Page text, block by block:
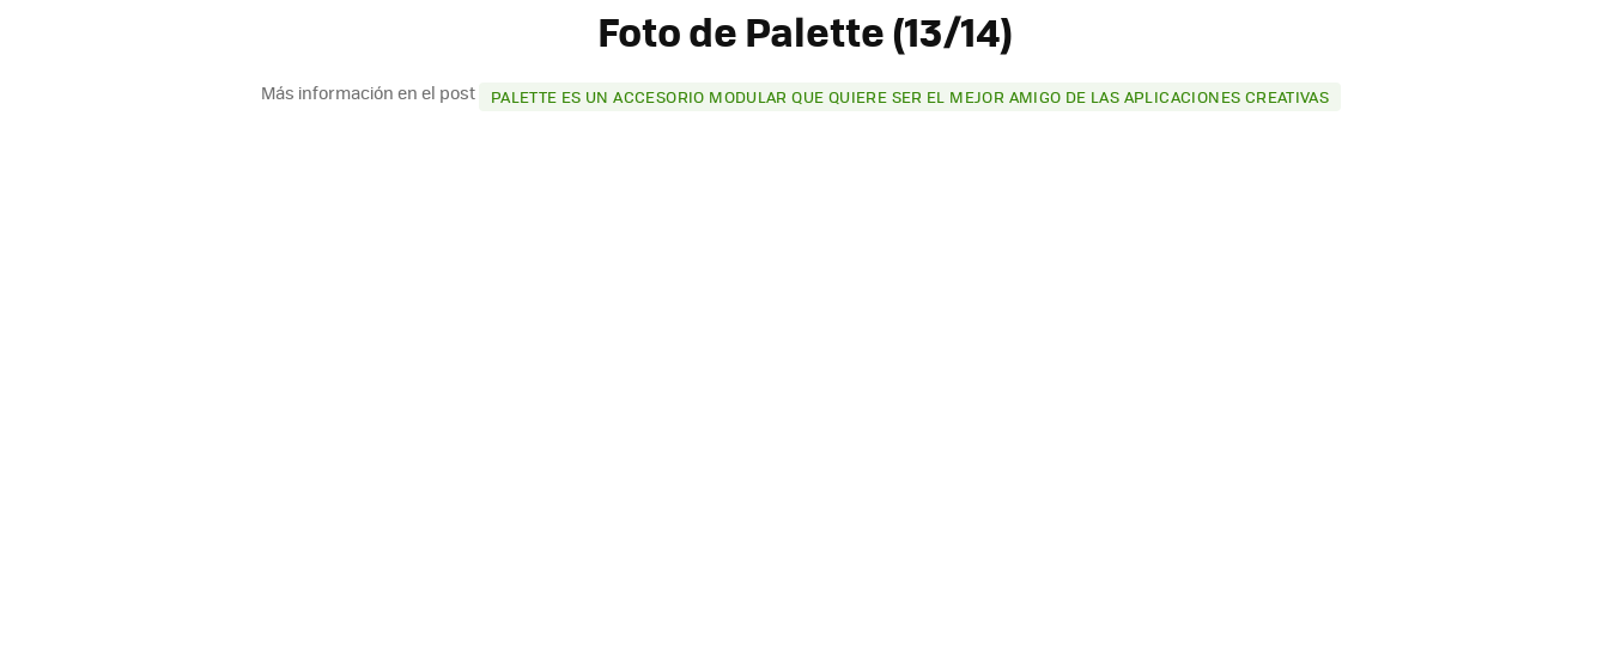
Foto de Palette (13/14)
Más información en el post PALETTE ES UN ACCESORIO MODULAR QUE QUIERE SER EL MEJOR AMIGO DE LAS APLICACIONES CREATIVAS